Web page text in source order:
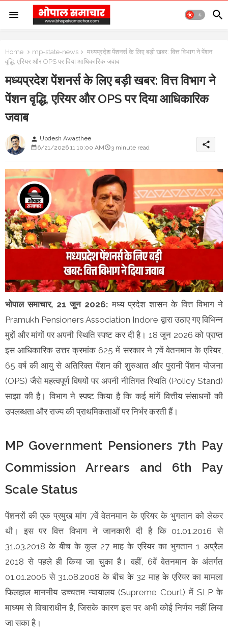
Home mp-state-news
मध्यप्रदेश पेंशनर्स के लिए बड़ी खबर: वित्त विभाग ने पेंशन
वृद्धि, एरियर और OPS पर दिया आधिकारिक जवाब
मध्यप्रदेश पेंशनर्स के लिए बड़ी खबर: वित्त विभाग ने
पेंशन वृद्धि, एरियर और OPS पर दिया आधिकारिक
जवाब
person Updesh Awasthee
6/21/2026 11:10:00 AM
3 minute read share
भोपाल समाचार, 21 जून 2026:मध्य प्रदेश शासन के वित्त विभाग ने
Pramukh Pensioners Association Indore द्वारा उठाए गए विभिन्न
मुद्दों और मांगों पर अपनी स्थिति स्पष्ट कर दी है। 18 जून 2026 को प्राप्त
इस आधिकारिक उत्तर क्रमांक 625 में सरकार ने 7वें वेतनमान के एरियर,
65 वर्ष की आयु से अतिरिक्त पेंशन की शुरुआत और पुरानी पेंशन योजना
(OPS) जैसे महत्वपूर्ण विषयों पर अपनी नीतिगत स्थिति (Policy Stand)
साझा की है। विभाग ने स्पष्ट किया है कि कई मांगें वित्तीय संसाधनों की
उपलब्धता और राज्य की प्राथमिकताओं पर निर्भर करती हैं।
MP Government Pensioners 7th Pay
Commission Arrears and 6th Pay
Scale Status
पेंशनरों की एक प्रमुख मांग 7वें वेतनमान के एरियर के भुगतान को लेकर
थी। इस पर वित्त विभाग ने जानकारी दी है कि 01.01.2016 से
31.03.2018 के बीच के कुल 27 माह के एरियर का भुगतान 1 अप्रैल
2018 से पहले ही किया जा चुका है। वहीं, 6वें वेतनमान के अंतर्गत
01.01.2006 से 31.08.2008 के बीच के 32 माह के एरियर का मामला
फिलहाल माननीय उच्चतम न्यायालय (Supreme Court) में SLP के
माध्यम से विचाराधीन है, जिसके कारण इस पर अभी कोई निर्णय नहीं लिया
जा सका है।